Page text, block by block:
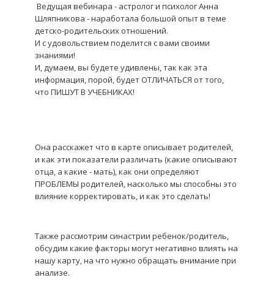
Ведущая вебинара - астролог и психолог Анна
Шляпникова - наработала большой опыт в теме
детско-родительских отношений.
И с удовольствием поделится с вами своими
знаниями!
И, думаем, вы будете удивлены, так как эта
информация, порой, будет ОТЛИЧАТЬСЯ от того,
что ПИШУТ В УЧЕБНИКАХ!
Она расскажетчто в карте описывает родителей,
и как эти показатели различать (какие описывают
отца, а какие - мать),как они определяют
ПРОБЛЕМЫ родителей,насколько мы способны это
влияние корректировать,и как это сделать!
Также рассмотрим синастрии ребенок/родитель,
обсудим какие факторы могут негативно влиять на
нашу карту,на что нужно обращать внимание при
анализе.